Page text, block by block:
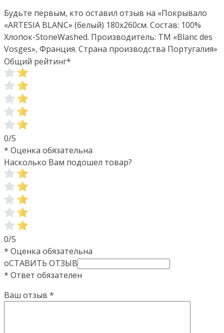
Будьте первым, кто оставил отзыв на «Покрывало
«ARTESIA BLANC» (белый) 180х260см. Состав: 100%
Хлопок-StoneWashed. Производитель: ТМ «Blanc des
Vosges», Франция. Страна производства Португалия»
Общий рейтинг*
0/5
* Оценка обязательна
Насколько Вам подошел товар?
0/5
* Оценка обязательна
оСТАВИТЬ ОТЗЫВ
* Ответ обязателен
Ваш отзыв *